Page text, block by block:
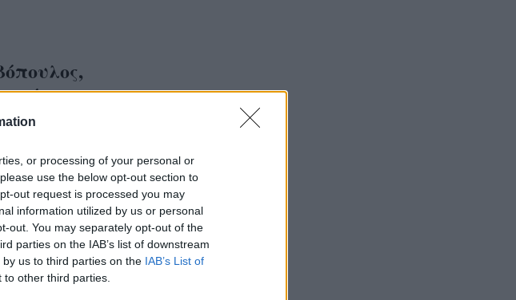
or processing of your personal or
use the below opt-out section to
out request is processed you may
information utilized by us or personal
out. You may separately opt-out of the
parties on the IAB’s list of downstream
us to third parties on the IAB’s List of
other third parties.
και
είναι... οι